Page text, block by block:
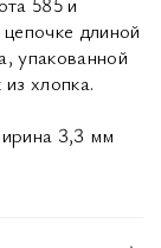
длиной
упакованной
хлопка.
3,3 мм